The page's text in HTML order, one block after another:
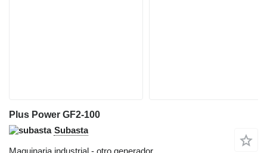
Plus Power GF2-100
Subasta